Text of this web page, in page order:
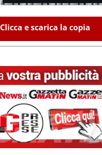
Clicca e scarica la copia